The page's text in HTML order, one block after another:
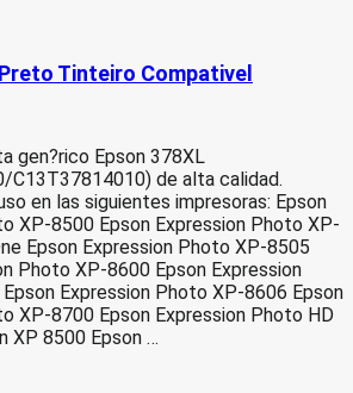
Tinteiro Compativel
gen?rico Epson 378XL
C13T37814010) de alta calidad.
en las siguientes impresoras: Epson
XP-8500 Epson Expression Photo XP-
Epson Expression Photo XP-8505
Photo XP-8600 Epson Expression
Expression Photo XP-8606 Epson
XP-8700 Epson Expression Photo HD
XP 8500 Epson …